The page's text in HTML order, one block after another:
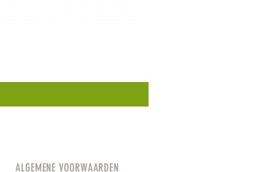
ALGEMENE VOORWAARDEN